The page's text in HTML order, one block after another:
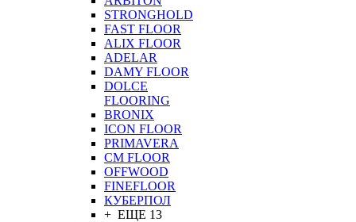
STRONGHOLD
FAST FLOOR
ALIX FLOOR
ADELAR
DAMY FLOOR
DOLCE
FLOORING
BRONIX
ICON FLOOR
PRIMAVERA
CM FLOOR
OFFWOOD
FINEFLOOR
КУБЕРПОЛ
+ ЕЩЕ 13